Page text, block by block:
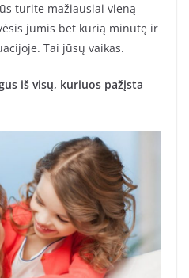
turite mažiausiai vieną
jumis bet kurią minutę ir
Tai jūsų vaikas.
iš visų, kuriuos pažįsta